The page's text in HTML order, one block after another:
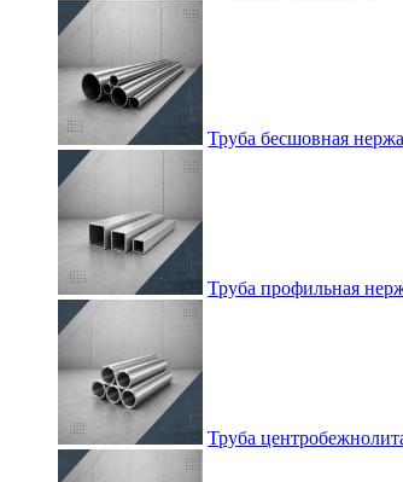
Труба бесшовная
Труба профильная
Труба